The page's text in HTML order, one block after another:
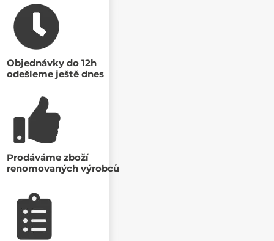
Objednávky do 12h
odešleme ještě dnes
Prodáváme zboží
renomovaných výrobců